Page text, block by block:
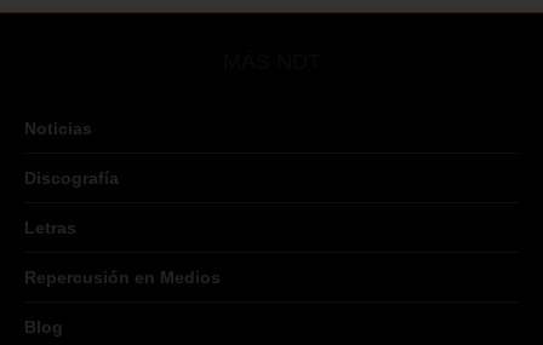
Noticias
Discografía
Letras
Repercusión en Medios
Blog